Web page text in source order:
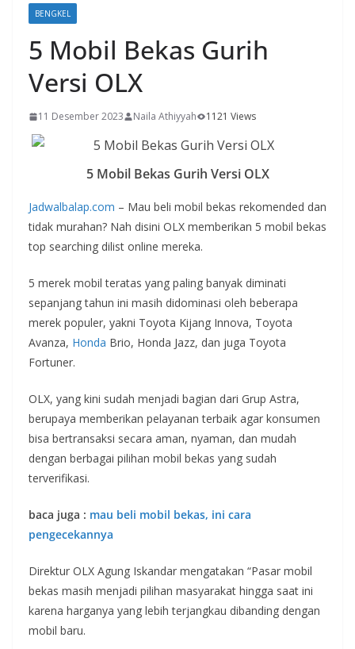
BENGKEL
5 Mobil Bekas Gurih
Versi OLX
11 Desember 2023 Naila Athiyyah 1121 Views
5 Mobil Bekas Gurih Versi OLX
Jadwalbalap.com – Mau beli mobil bekas rekomended dan
tidak murahan? Nah disini OLX memberikan 5 mobil bekas
top searching dilist online mereka.
5 merek mobil teratas yang paling banyak diminati
sepanjang tahun ini masih didominasi oleh beberapa
merek populer, yakni Toyota Kijang Innova, Toyota
Avanza, Honda Brio, Honda Jazz, dan juga Toyota
Fortuner.
OLX, yang kini sudah menjadi bagian dari Grup Astra,
berupaya memberikan pelayanan terbaik agar konsumen
bisa bertransaksi secara aman, nyaman, dan mudah
dengan berbagai pilihan mobil bekas yang sudah
terverifikasi.
baca juga : mau beli mobil bekas, ini cara
pengecekannya
Direktur OLX Agung Iskandar mengatakan “Pasar mobil
bekas masih menjadi pilihan masyarakat hingga saat ini
karena harganya yang lebih terjangkau dibanding dengan
mobil baru.